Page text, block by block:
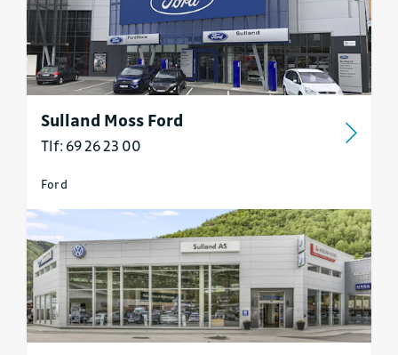
Sulland Moss Ford
Tlf: 69 26 23 00
Ford